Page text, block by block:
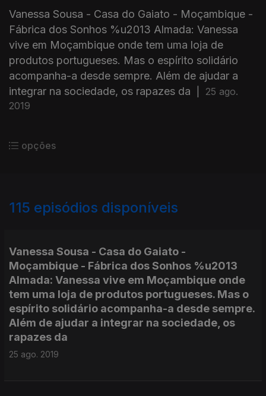
Vanessa Sousa - Casa do Gaiato - Moçambique -
Fábrica dos Sonhos %u2013 Almada: Vanessa
vive em Moçambique onde tem uma loja de
produtos portugueses. Mas o espírito solidário
acompanha-a desde sempre. Além de ajudar a
integrar na sociedade, os rapazes da
25 ago.
2019
opções
115 episódios disponíveis
Vanessa Sousa - Casa do Gaiato -
Moçambique - Fábrica dos Sonhos %u2013
Almada: Vanessa vive em Moçambique onde
tem uma loja de produtos portugueses. Mas o
espírito solidário acompanha-a desde sempre.
Além de ajudar a integrar na sociedade, os
rapazes da
25 ago. 2019